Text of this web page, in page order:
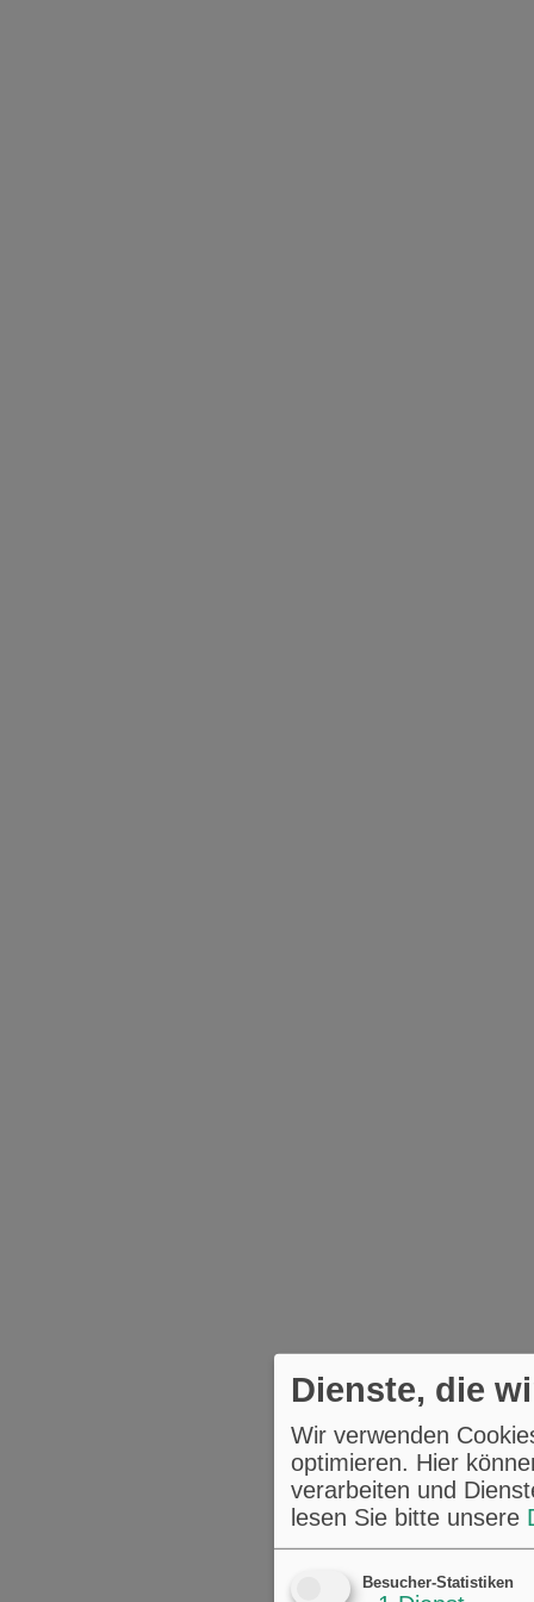
Dienste, die
Wir verwenden
optimieren. Hier
verarbeiten und
lesen Sie bitte unsere
Besucher-Statistiken